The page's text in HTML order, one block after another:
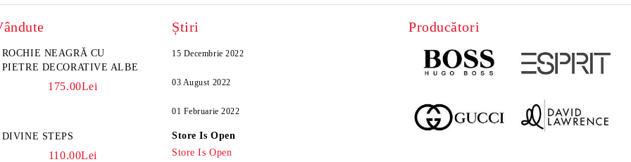
ROCHIE NEAGRĂ CU
PIETRE DECORATIVE ALBE
175.00Lei
DIVINE STEPS
110.00Lei
Știri
15 Decembrie 2022
03 August 2022
01 Februarie 2022
Store Is Open
Store Is Open
Producători